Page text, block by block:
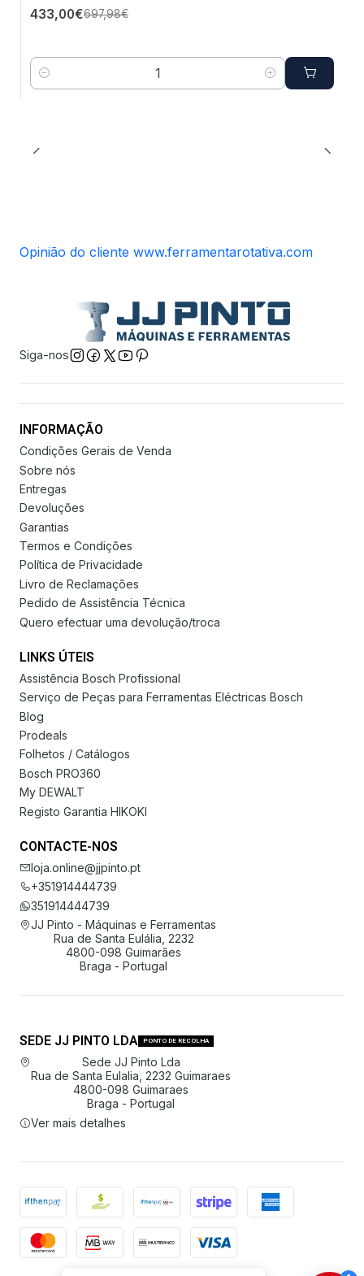
433,00€697,98€
Quantidade
Opinião do cliente www.ferramentarotativa.com
Siga-nos
INFORMAÇÃO
Condições Gerais de Venda
Sobre nós
Entregas
Devoluções
Garantias
Termos e Condições
Política de Privacidade
Livro de Reclamações
Pedido de Assistência Técnica
Quero efectuar uma devolução/troca
LINKS ÚTEIS
Assistência Bosch Profissional
Serviço de Peças para Ferramentas Eléctricas Bosch
Blog
Prodeals
Folhetos / Catálogos
Bosch PRO360
My DEWALT
Registo Garantia HIKOKI
CONTACTE-NOS
loja.online@jjpinto.pt
+351914444739
351914444739
JJ Pinto - Máquinas e Ferramentas
Rua de Santa Eulália, 2232
4800-098 Guimarães
Braga - Portugal
SEDE JJ PINTO LDA PONTO DE RECOLHA
Sede JJ Pinto Lda
Rua de Santa Eulalia, 2232 Guimaraes
4800-098 Guimaraes
Braga - Portugal
Ver mais detalhes